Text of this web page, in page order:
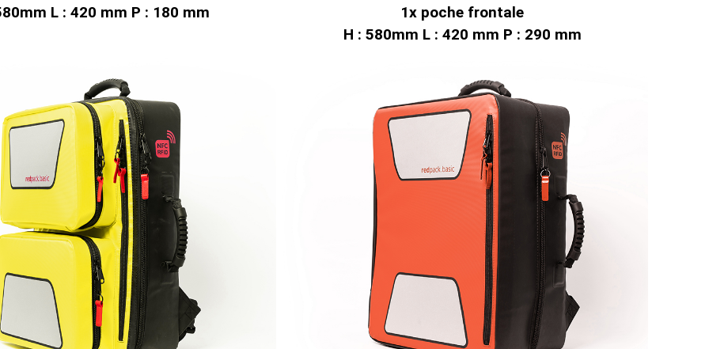
L : 420 mm P : 180 mm
1x poche frontale
H : 580mm L : 420 mm P : 290 mm